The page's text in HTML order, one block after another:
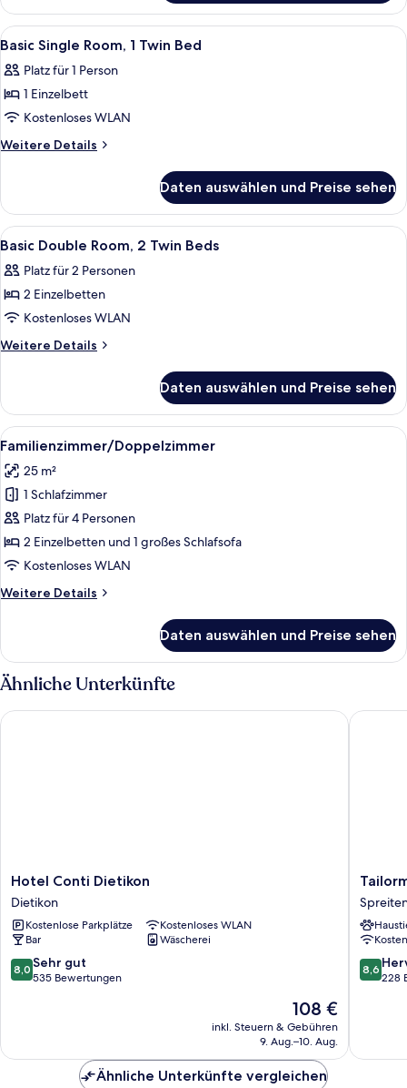
Doppelzimmer,
2 Einzelbetten
Alle
Fotos
für
Basic
Single
Room,
Bed
anzeigen
Zimmersafe, Schreibtisch,
6
Basic Single Room, 1 Twin Bed
Platz für 1 Person
1 Einzelbett
Kostenloses WLAN
Weitere Details
Weitere
Single
Room,
1
Bed
Daten auswählen und Preise sehen
Alle
Fotos
für
Basic
Double
Room,
Beds
anzeigen
Ein Hotelzimmer mit zwei Betten,
12
Basic Double Room, 2 Twin Beds
Platz für 2 Personen
2 Einzelbetten
Kostenloses WLAN
Weitere Details
Weitere
Double
Room,
2
Beds
Daten auswählen und Preise sehen
Alle
Fotos
für
Familienzimmer/Doppelzimmer
anzeigen
Ein Hotelzimmer mit einer Couch,
5
Familienzimmer/Doppelzimmer
25 m²
1 Schlafzimmer
Platz für 4 Personen
2 Einzelbetten und 1 großes Schlafsofa
Kostenloses WLAN
Weitere Details
Weitere
Familienzimmer/DoppelzimmerDaten auswählen und Preise sehen
Ähnliche Unterkünfte
Hotel
Conti
Dietikon
Dietikon
Hotel Conti Dietikon
Dietikon
Kostenlose Parkplätze
Kostenloses WLAN
Bar
Wäscherei
8.0
von
Bewertungen
8,0 Sehr gut
535 Bewertungen
Der
Preis
beträgt
108 €
inkl. Steuern & Gebühren
9. Aug.–10. Aug.
Hotel Conti Dietikon
Hotel
IDEA
8.6
von
8,6
228
Ähnliche Unterkünfte vergleichen